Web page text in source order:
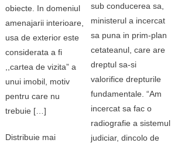
obiecte. In domeniul
amenajarii interioare,
usa de exterior este
considerata a fi
,,cartea de vizita” a
unui imobil, motiv
pentru care nu
trebuie […]
Distribuie mai
sub conducerea sa,
ministerul a incercat
sa puna in prim-plan
cetateanul, care are
dreptul sa-si
valorifice drepturile
fundamentale. “Am
incercat sa fac o
radiografie a sistemul
judiciar, dincolo de